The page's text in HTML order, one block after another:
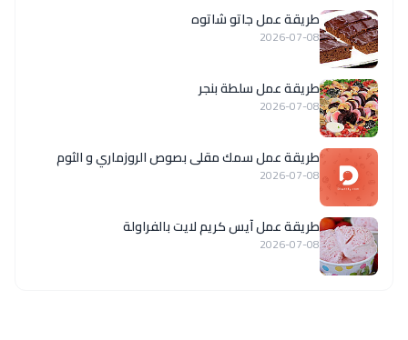
طريقة عمل جاتو شاتوه
2026-07-08
طريقة عمل سلطة بنجر
2026-07-08
طريقة عمل سمك مقلى بصوص الروزماري و الثوم
2026-07-08
طريقة عمل آيس كريم لايت بالفراولة
2026-07-08